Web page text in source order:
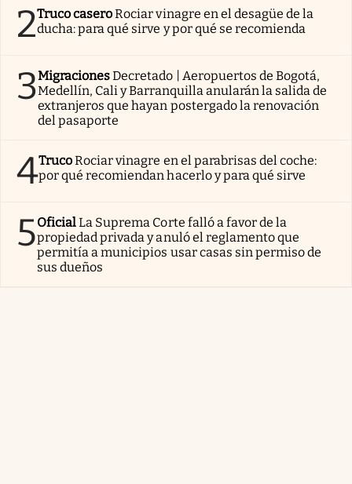
2Truco caseroRociar vinagre en el desagüe de la
ducha: para qué sirve y por qué se recomienda
3MigracionesDecretado | Aeropuertos de Bogotá,
Medellín, Cali y Barranquilla anularán la salida de
extranjeros que hayan postergado la renovación
del pasaporte
4TrucoRociar vinagre en el parabrisas del coche:
por qué recomiendan hacerlo y para qué sirve
5OficialLa Suprema Corte falló a favor de la
propiedad privada y anuló el reglamento que
permitía a municipios usar casas sin permiso de
sus dueños